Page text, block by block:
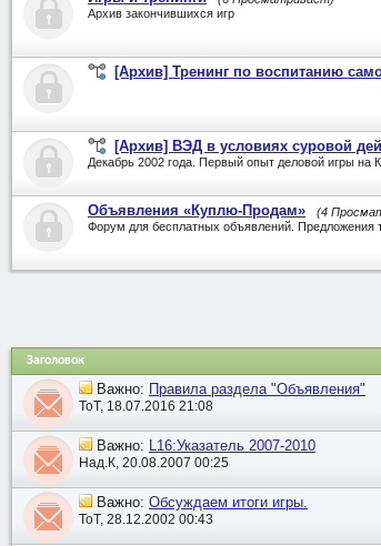
Архив закончившихся игр
[Архив] Тренинг по воспитанию
[Архив] ВЭД в условиях суровой
Декабрь 2002 года. Первый опыт деловой игры на
Объявления «Куплю-Продам»
(4
Форум для бесплатных объявлений. Предложения
Заголовок
Важно: Правила раздела "Объявления"
ToT, 18.07.2016 21:08
Важно: L16:Указатель 2007-2010
Над.К, 20.08.2007 00:25
Важно: Обсуждаем итоги игры.
ToT, 28.12.2002 00:43